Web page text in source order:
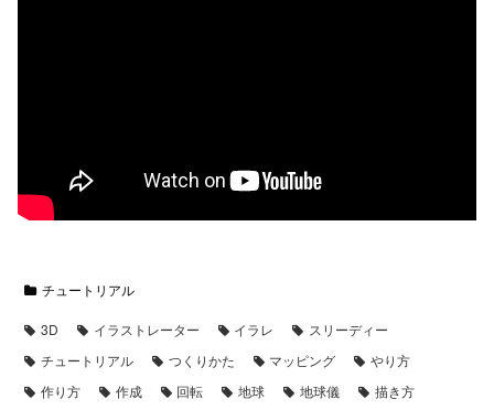
チュートリアル
3D イラストレーター イラレ
スリーディー
チュートリアル
つくりかた マッピング
やり方
作り方
作成 回転 地球 地球儀
描き方